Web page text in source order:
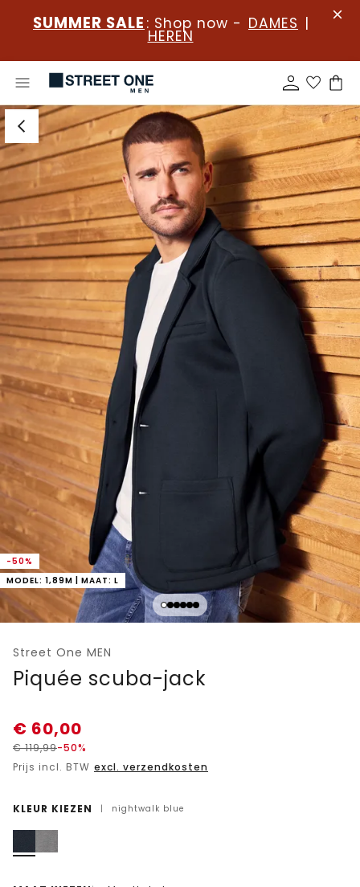
SUMMER SALE : Shop now - DAMES |
HEREN
-50%
MODEL: 1,89M | MAAT: L
Street One MEN
Piquée scuba-jack
€ 60,00
€119,99-50%
Prijs incl. BTW excl. verzendkosten
KLEUR KIEZEN | nightwalk blue